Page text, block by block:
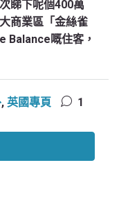
睇下呢個400萬
商業區「金絲雀
Balance嘅住客，
, 英國專頁 1